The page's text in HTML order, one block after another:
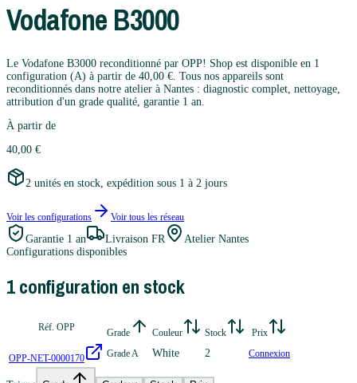
Vodafone B3000
Le Vodafone B3000 reconditionné par OPP! Shop est disponible en 1
configuration (A) à partir de 40,00 €. Tous nos appareils sont
reconditionnés dans notre atelier à Nantes : diagnostic complet, nettoyage,
attribution d'un grade qualité, garantie 1 an.
À partir de
40,00 €
2 unités en stock, expédition sous 1 à 2 jours
Voir les configurations Voir tous les réseau
Garantie 1 an Livraison FR
Atelier Nantes
Configurations disponibles
1configuration en stock
Réf. OPP Grade Couleur Stock Prix
OPP-NET-0000170 Grade A White 2 Connexion